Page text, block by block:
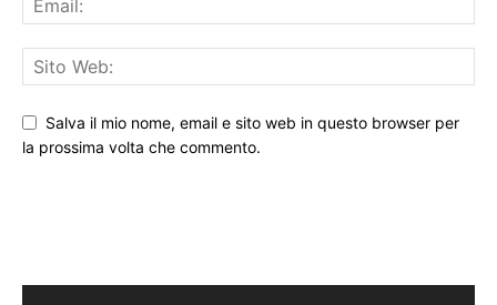
Salva il mio nome, email e sito web in questo browser per
la prossima volta che commento.